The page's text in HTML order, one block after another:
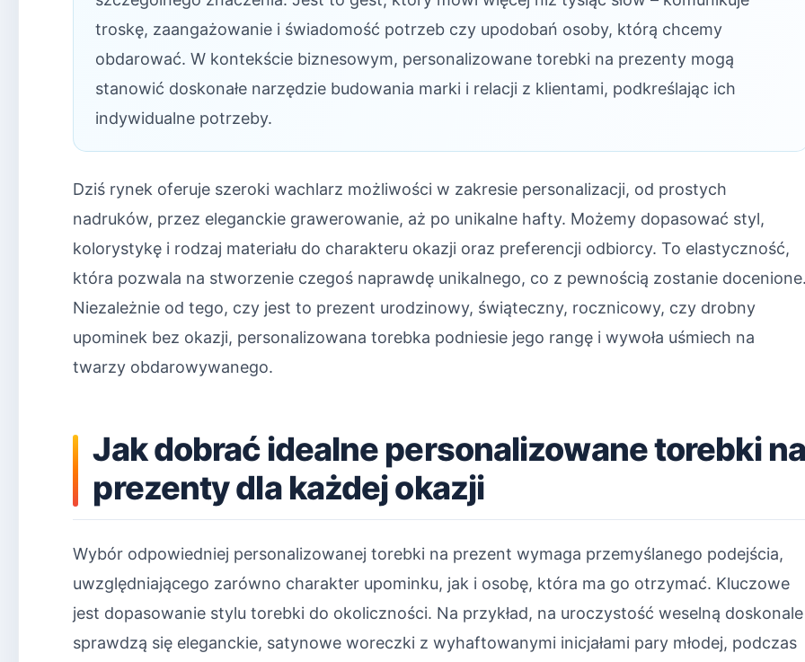
troskę, zaangażowanie i świadomość potrzeb czy upodobań osoby, którą chcemy
obdarować. W kontekście biznesowym, personalizowane torebki na prezenty mogą
stanowić doskonałe narzędzie budowania marki i relacji z klientami, podkreślając ich
indywidualne potrzeby.
Dziś rynek oferuje szeroki wachlarz możliwości w zakresie personalizacji, od prostych
nadruków, przez eleganckie grawerowanie, aż po unikalne hafty. Możemy dopasować styl,
kolorystykę i rodzaj materiału do charakteru okazji oraz preferencji odbiorcy. To elastyczność,
która pozwala na stworzenie czegoś naprawdę unikalnego, co z pewnością zostanie
Niezależnie od tego, czy jest to prezent urodzinowy, świąteczny, rocznicowy, czy drobny
upominek bez okazji, personalizowana torebka podniesie jego rangę i wywoła uśmiech na
twarzy obdarowywanego.
Jak dobrać idealne personalizowane torebki na
prezenty dla każdej okazji
Wybór odpowiedniej personalizowanej torebki na prezent wymaga przemyślanego podejścia,
uwzględniającego zarówno charakter upominku, jak i osobę, która ma go otrzymać. Kluczowe
jest dopasowanie stylu torebki do okoliczności. Na przykład, na uroczystość weselną doskonale
sprawdzą się eleganckie, satynowe woreczki z wyhaftowanymi inicjałami pary młodej, podczas